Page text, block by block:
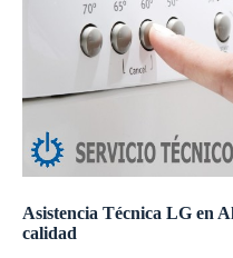
Asistencia Técnica LG en
calidad